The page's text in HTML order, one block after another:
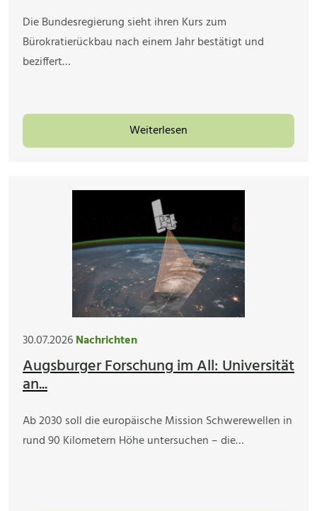
Die Bundesregierung sieht ihren Kurs zum
Bürokratierückbau nach einem Jahr bestätigt und
beziffert…
Weiterlesen
30.07.2026Nachrichten
Augsburger Forschung im All: Universität
an...
Ab 2030 soll die europäische Mission Schwerewellen in
rund 90 Kilometern Höhe untersuchen – die…